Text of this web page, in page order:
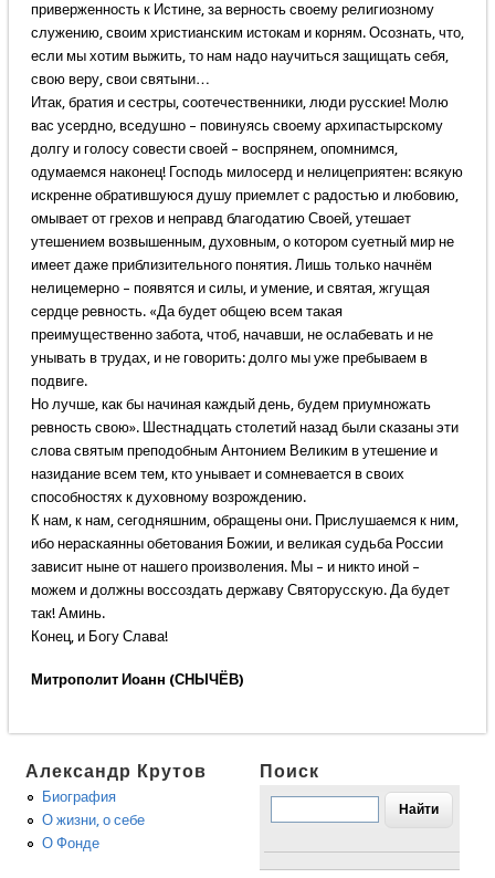
приверженность к Истине, за верность своему религиозному
служению, своим христианским истокам и корням. Осознать, что,
если мы хотим выжить, то нам надо научиться защищать себя,
свою веру, свои святыни…
Итак, братия и сестры, соотечественники, люди русские! Молю
вас усердно, вседушно – повинуясь своему архипастырскому
долгу и голосу совести своей – воспрянем, опомнимся,
одумаемся наконец! Господь милосерд и нелицеприятен: всякую
искренне обратившуюся душу приемлет с радостью и любовию,
омывает от грехов и неправд благодатию Своей, утешает
утешением возвышенным, духовным, о котором суетный мир не
имеет даже приблизительного понятия. Лишь только начнём
нелицемерно – появятся и силы, и умение, и святая, жгущая
сердце ревность. «Да будет общею всем такая
преимущественно забота, чтоб, начавши, не ослабевать и не
унывать в трудах, и не говорить: долго мы уже пребываем в
подвиге.
Но лучше, как бы начиная каждый день, будем приумножать
ревность свою». Шестнадцать столетий назад были сказаны эти
слова святым преподобным Антонием Великим в утешение и
назидание всем тем, кто унывает и сомневается в своих
способностях к духовному возрождению.
К нам, к нам, сегодняшним, обращены они. Прислушаемся к ним,
ибо нераскаянны обетования Божии, и великая судьба России
зависит ныне от нашего произволения. Мы – и никто иной –
можем и должны воссоздать державу Святорусскую. Да будет
так! Аминь.
Конец, и Богу Слава!
Митрополит Иоанн (СНЫЧЁВ)
Александр Крутов
Биография
О жизни, о себе
О Фонде
Поиск